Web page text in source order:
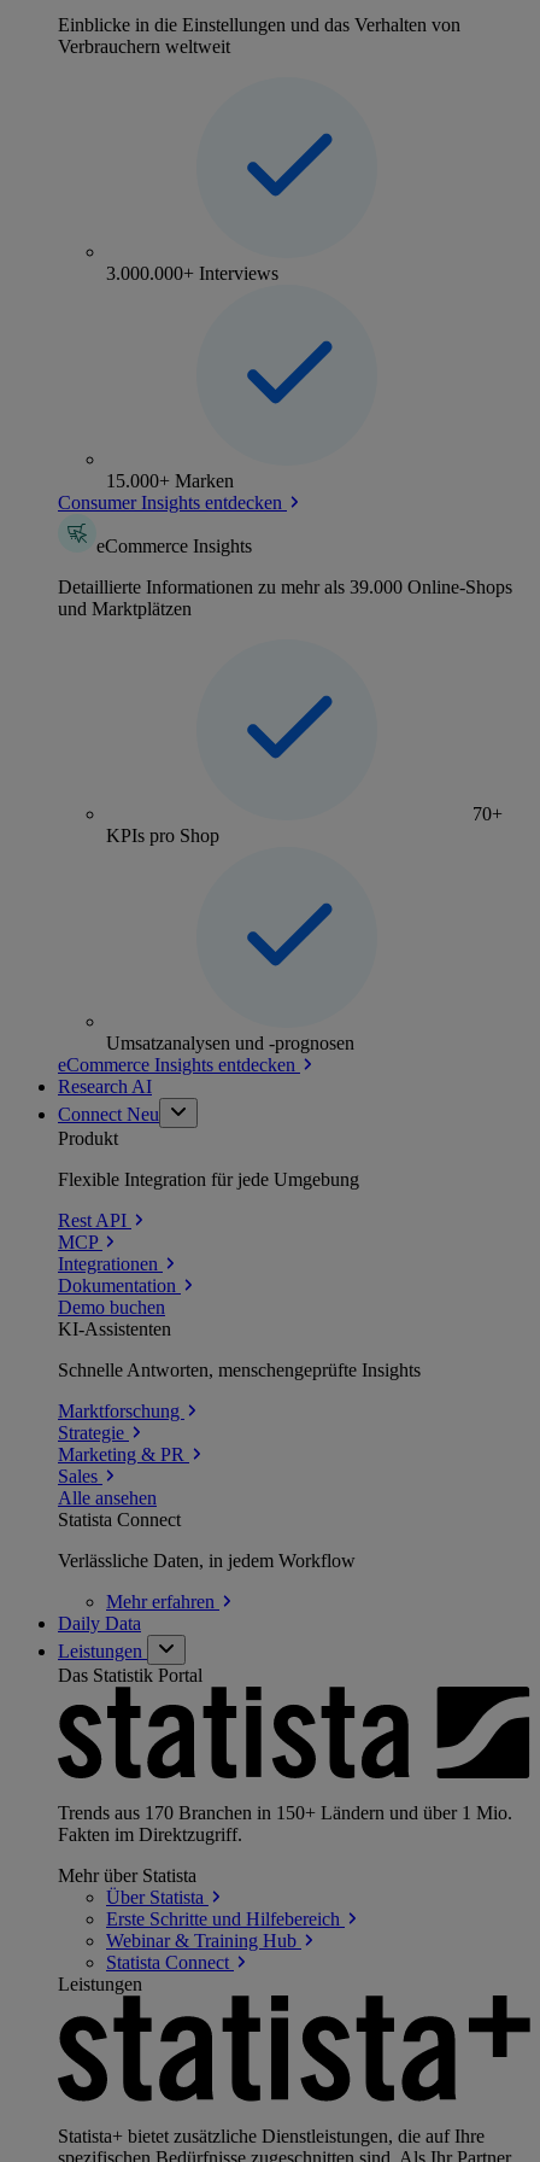
Einblicke in die Einstellungen und das Verhalten von
Verbrauchern weltweit
3.000.000+ Interviews
15.000+ Marken
Consumer Insights entdecken
eCommerce Insights
Detaillierte Informationen zu mehr als 39.000 Online-Shops
und Marktplätzen
70+
KPIs pro Shop
Umsatzanalysen und -prognosen
eCommerce Insights entdecken
Research AI
Connect Neu
Produkt
Flexible Integration für jede Umgebung
Rest API
MCP
Integrationen
Dokumentation
Demo buchen
KI-Assistenten
Schnelle Antworten, menschengeprüfte Insights
Marktforschung
Strategie
Marketing & PR
Sales
Alle ansehen
Statista Connect
Verlässliche Daten, in jedem Workflow
Mehrerfahren
Daily Data
Leistungen
Das Statistik Portal
Trends aus 170 Branchen in 150+ Ländern und über 1 Mio.
Fakten im Direktzugriff.
Mehr über Statista
Über Statista
Erste Schritte und Hilfebereich
Webinar & Training Hub
Statista Connect
Leistungen
Statista+ bietet zusätzliche Dienstleistungen, die auf Ihre
spezifischen Bedürfnisse zugeschnitten sind. Als Ihr Partner